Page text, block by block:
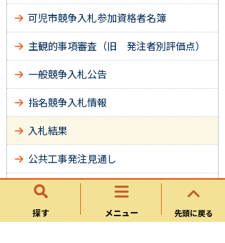
探す メニュー 先頭に戻る
可児市競争入札参加資格者名簿
主観的事項審査（旧 発注者別評価点）
一般競争入札公告
指名競争入札情報
入札結果
公共工事発注見通し
随意契約
電子入札